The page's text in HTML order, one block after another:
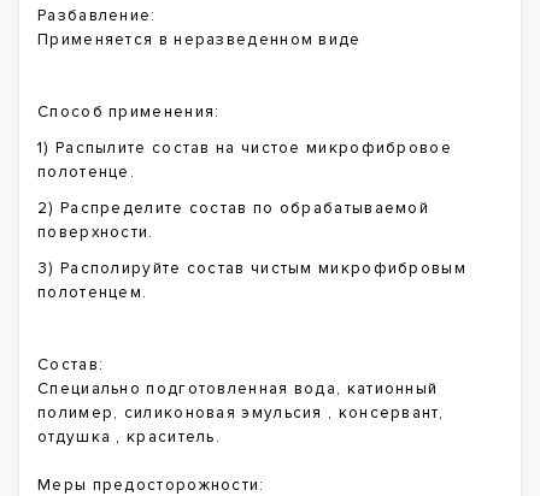
Разбавление:
Применяется в неразведенном виде
Способ применения:
1) Распылите состав на чистое микрофибровое
полотенце.
2) Распределите состав по обрабатываемой
поверхности.
3) Располируйте состав чистым микрофибровым
полотенцем.
Состав:
Специально подготовленная вода, катионный
полимер, силиконовая эмульсия , консервант,
отдушка , краситель.
Меры предосторожности: